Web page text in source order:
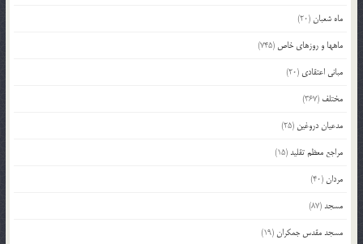
ماه شعبان(20)
ماهها و روزهای خاص (745)
مبانی اعتقادی (20)
مختلف (367)
مدعیان دروغین (25)
مراجع معظم تقلید(15)
مردان(40)
مسجد(87)
مسجد مقدس جمکران(19)